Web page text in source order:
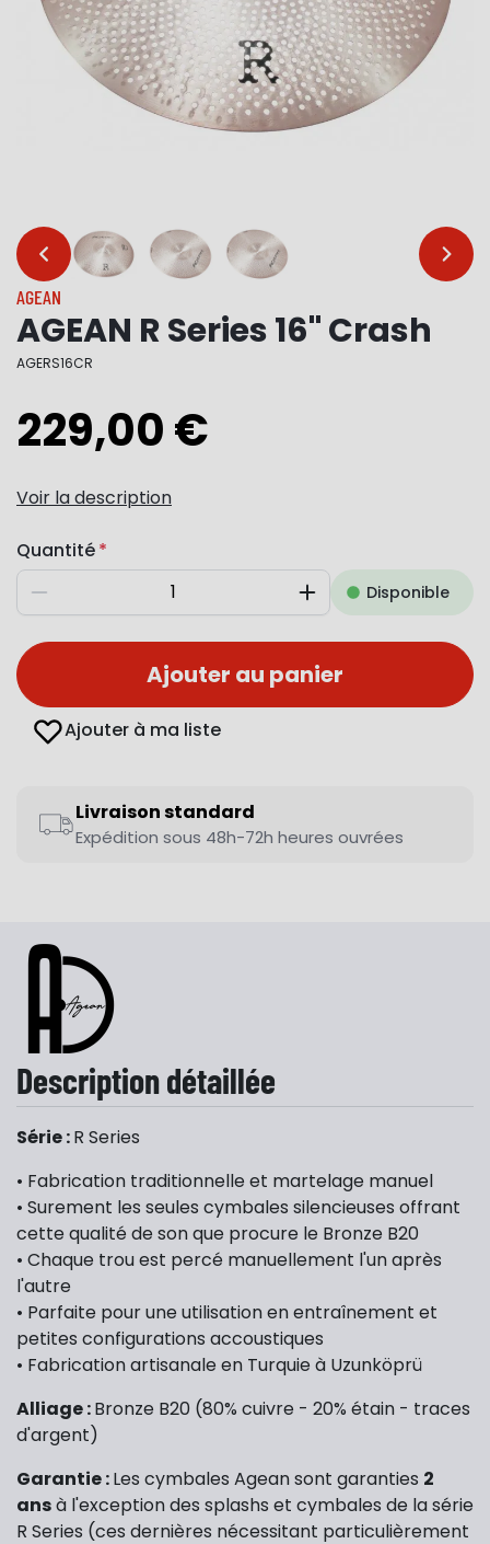
… …
AGEAN
AGEAN R Series 16" Crash
AGERS16CR
229,00 €
Voir la description
Quantité
Diminuer AugmenterDisponible
Ajouter au panier
Ajouter à ma liste
Livraison standard
Expédition sous 48h-72h heures ouvrées
Description détaillée
Série :R Series
• Fabrication traditionnelle et martelage manuel
• Surement les seules cymbales silencieuses offrant
cette qualité de son que procure le Bronze B20
• Chaque trou est percé manuellement l'un après
l'autre
• Parfaite pour une utilisation en entraînement et
petites configurations accoustiques
• Fabrication artisanale en Turquie à Uzunköprü
Alliage :Bronze B20 (80% cuivre - 20% étain - traces
d'argent)
Garantie :Les cymbales Agean sont garanties 2
ansà l'exception des splashs et cymbales de la série
R Series (ces dernières nécessitant particulièrement